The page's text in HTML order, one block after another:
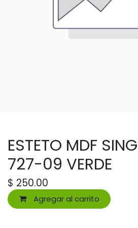
ESTETO MDF
727-09 VERDE
$ 250.00
Agregar al carrito